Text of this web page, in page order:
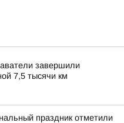
завершили
7,5 тысячи км
праздник отметили